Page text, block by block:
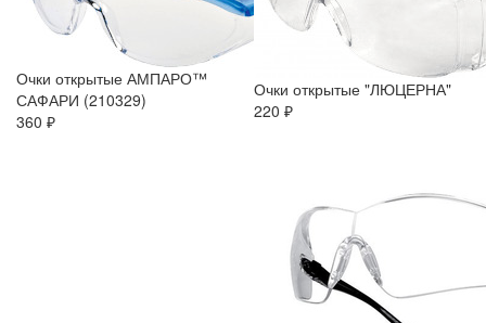
Очки открытые АМПАРО™
САФАРИ (210329)
360 ₽
Очки открытые "ЛЮЦЕРНА"
220 ₽